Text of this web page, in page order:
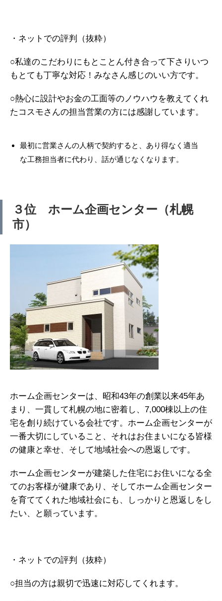
・ネットでの評判（抜粋）
○私達のこだわりにもとことん付き合って下さりいつ
もとても丁寧な対応！みなさん感じのいい方です。
○熱心に設計やお金の工面等のノウハウを教えてくれ
たコスモさんの担当営業の方には感謝しています。
最初に営業さんの人柄で契約すると、あり得なく適当
な工務担当者に代わり、話が通じなくなります。
３位 ホーム企画センター（札幌
市）
ホーム企画センターは、昭和43年の創業以来45年あ
まり、一貫して札幌の地に密着し、7,000棟以上の住
宅を創り続けている会社です。ホーム企画センターが
一番大切にしていること、それはお住まいになる皆様
の健康と幸せ、そして地域社会への恩返しです。
ホーム企画センターが建築した住宅にお住いになる全
てのお客様が健康であり、そしてホーム企画センター
を育ててくれた地域社会にも、しっかりと恩返しをし
たい、と願っています。
・ネットでの評判（抜粋）
○担当の方は親切で迅速に対応してくれます。